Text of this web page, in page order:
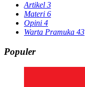
Artikel 3
Materi 6
Opini 4
Warta Pramuka 43
Populer